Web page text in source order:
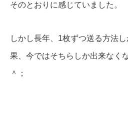
そのとおりに感じていました。
しかし長年、1枚ずつ送る方法
果、今ではそちらしか出来なく
＾；